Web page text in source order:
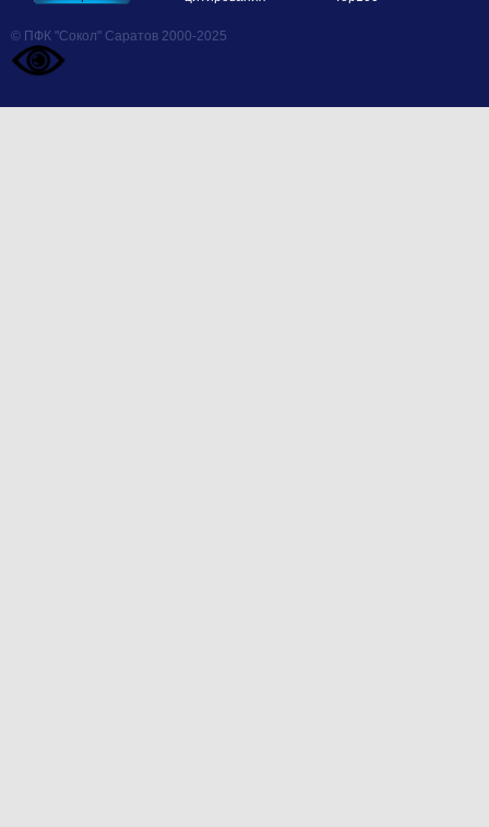
© ПФК "Сокол" Саратов 2000-2025